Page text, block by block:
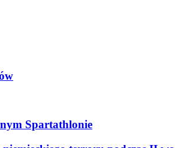
Spartathlonie